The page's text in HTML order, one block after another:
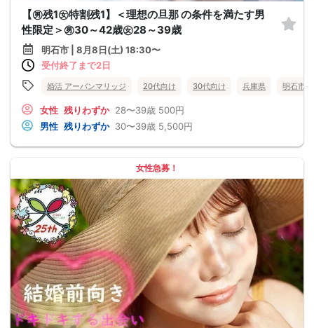
【㊚残1㊛特割残1】＜理想の旦那 の条件を満たす男
性限定＞㊚30～42歳㊛28～39歳
明石市 | 8月8日(土) 18:30〜
受付終了まで2日
婚活 アーバンマリッジ 20代向け 30代向け 兵庫県 明石市
女性 残りわずか 28〜39歳 500円
男性 残りわずか 30〜39歳 5,500円
女性急募！